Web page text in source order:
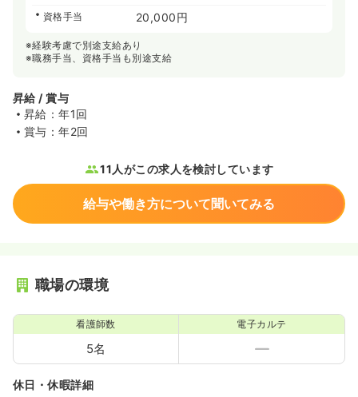
資格手当 20,000円
※経験考慮で別途支給あり
※職務手当、資格手当も別途支給
昇給 / 賞与
昇給：年1回
賞与：年2回
11人がこの求人を検討しています
給与や働き方について聞いてみる
職場の環境
看護師数
5名
電子カルテ
休日・休暇詳細